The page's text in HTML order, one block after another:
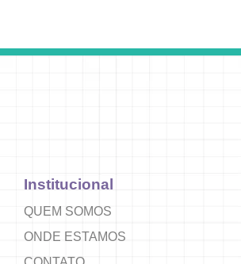
Institucional
QUEM SOMOS
ONDE ESTAMOS